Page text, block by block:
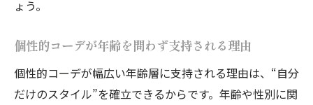
ょう。
個性的コーデが年齢を問わず支持される理由
個性的コーデが幅広い年齢層に支持される理由は、“自分
だけのスタイル”を確立できるからです。年齢や性別に関